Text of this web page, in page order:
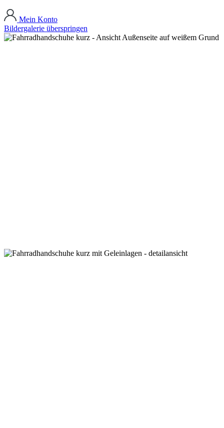
Mein Konto
Bildergalerie überspringen